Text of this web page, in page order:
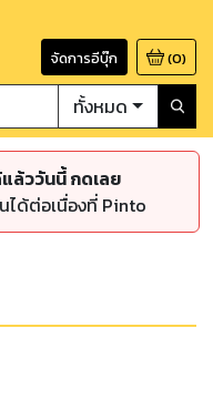
จัดการอีบุ๊ก (0)
ทั้งหมด
ล้ววันนี้ กดเลย
ได้ต่อเนื่องที่ Pinto